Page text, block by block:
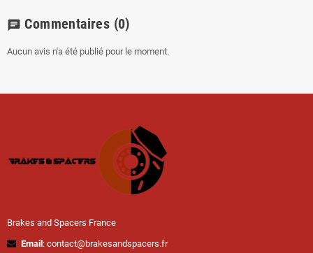
chat Commentaires (0)
Aucun avis n'a été publié pour le moment.
Brakes and Spacers France
Email : contact@brakesandspacers.fr